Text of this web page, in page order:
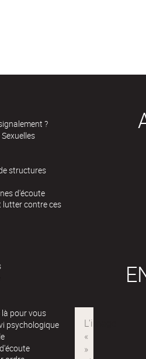
?
structures
d'écoute
lutter contre ces
pour vous
psychologique